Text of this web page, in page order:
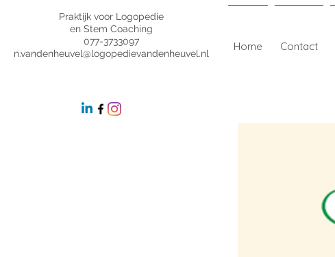
Praktijk voor Logopedie
en Stem Coaching
077-3733097
n.vandenheuvel@logopedievandenheuvel.nl
Home Contact